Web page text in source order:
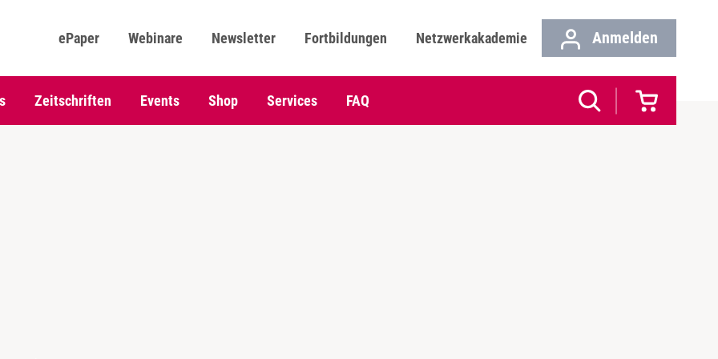
ePaper Webinare Newsletter Fortbildungen Netzwerkakademie Anmelden
Zeitschriften Events Shop Services FAQ